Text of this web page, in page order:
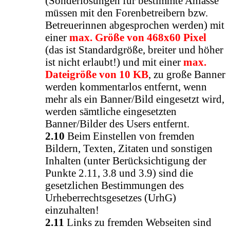
müssen mit den Forenbetreibern bzw.
Betreuerinnen abgesprochen werden) mit
einer max. Größe von 468x60 Pixel
(das ist Standardgröße, breiter und höher
ist nicht erlaubt!) und mit einer max.
Dateigröße von 10 KB, zu große Banner
werden kommentarlos entfernt, wenn
mehr als ein Banner/Bild eingesetzt wird,
werden sämtliche eingesetzten
Banner/Bilder des Users entfernt.
2.10 Beim Einstellen von fremden
Bildern, Texten, Zitaten und sonstigen
Inhalten (unter Berücksichtigung der
Punkte 2.11, 3.8 und 3.9) sind die
gesetzlichen Bestimmungen des
Urheberrechtsgesetzes (UrhG)
einzuhalten!
2.11 Links zu fremden Webseiten sind